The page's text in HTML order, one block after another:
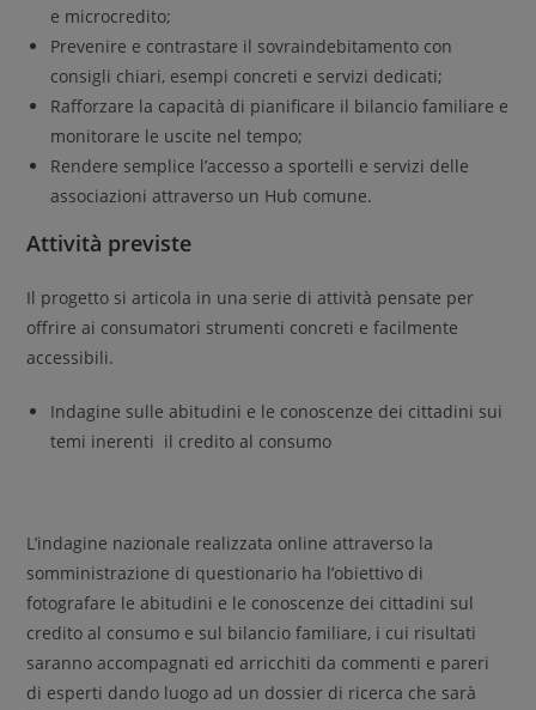
e microcredito;
Prevenire e contrastare il sovraindebitamento con
consigli chiari, esempi concreti e servizi dedicati;
Rafforzare la capacità di pianificare il bilancio familiare e
monitorare le uscite nel tempo;
Rendere semplice l’accesso a sportelli e servizi delle
associazioni attraverso un Hub comune.
Attività previste
Il progetto si articola in una serie di attività pensate per
offrire ai consumatori strumenti concreti e facilmente
accessibili.
Indagine sulle abitudini e le conoscenze dei cittadini sui
temi inerenti il credito al consumo
L’indagine nazionale realizzata online attraverso la
somministrazione di questionario ha l’obiettivo di
fotografare le abitudini e le conoscenze dei cittadini sul
credito al consumo e sul bilancio familiare, i cui risultati
saranno accompagnati ed arricchiti da commenti e pareri
di esperti dando luogo ad un dossier di ricerca che sarà